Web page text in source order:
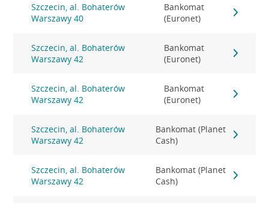
Szczecin, al. Bohaterów
Warszawy 40
Bankomat
(Euronet)
Szczecin, al. Bohaterów
Warszawy 42
Bankomat
(Euronet)
Szczecin, al. Bohaterów
Warszawy 42
Bankomat
(Euronet)
Szczecin, al. Bohaterów
Warszawy 42
Bankomat (Planet
Cash)
Szczecin, al. Bohaterów
Warszawy 42
Bankomat (Planet
Cash)